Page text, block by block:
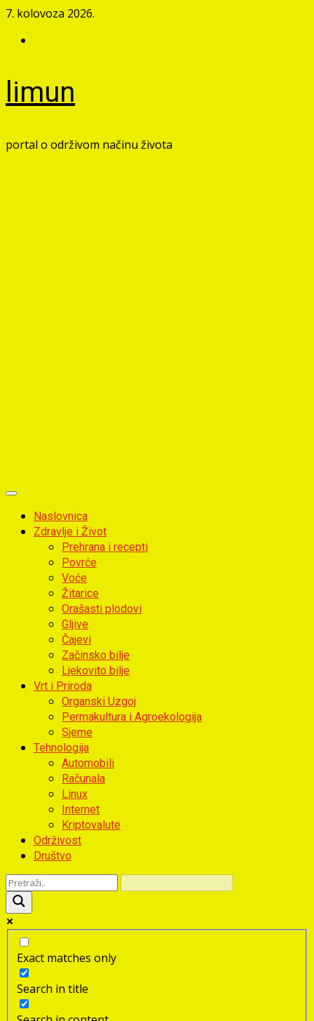
Skip
content
7. kolovoza 2026.
limun
portal o održivom načinu života
Primary
MenuNaslovnica
Zdravlje i Život
Prehrana i recepti
Povrće
Voće
Žitarice
Orašasti plodovi
Gljive
Čajevi
Začinsko bilje
Ljekovito bilje
Vrt i Priroda
Organski Uzgoj
Permakultura i Agroekologija
Sjeme
Tehnologija
Automobili
Računala
Linux
Internet
Kriptovalute
Održivost
Društvo
Exact matches only
Search in title